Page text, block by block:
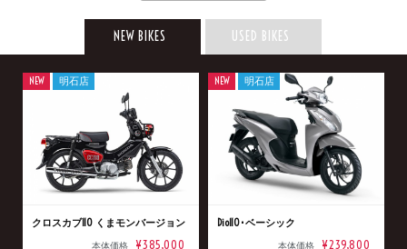
NEW BIKES USED BIKES
クロスカブ110 くまモンバージョン
本体価格 ¥385,000
NEW 明石店
Dio110･ベーシック
本体価格 ¥239,800
NEW 明石店